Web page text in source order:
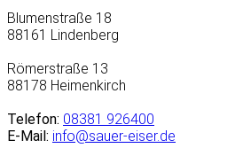
Blumenstraße 18
88161 Lindenberg
Römerstraße 13
88178 Heimenkirch
Telefon: 08381 926400
E-Mail: info@sauer-eiser.de